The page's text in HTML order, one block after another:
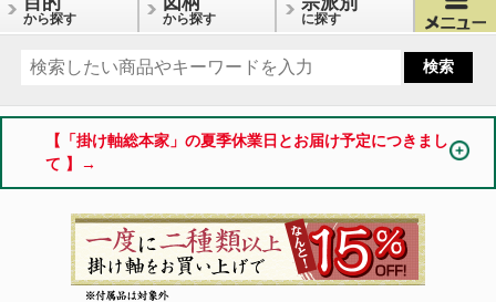
から探す から探す に探す
【「掛け軸総本家」の夏季休業日とお届け予定につきまし
て 】→